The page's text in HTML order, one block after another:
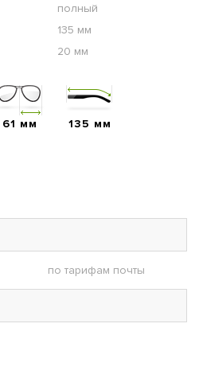
полный
135 мм
20 мм
61 мм 135 мм
по тарифам почты